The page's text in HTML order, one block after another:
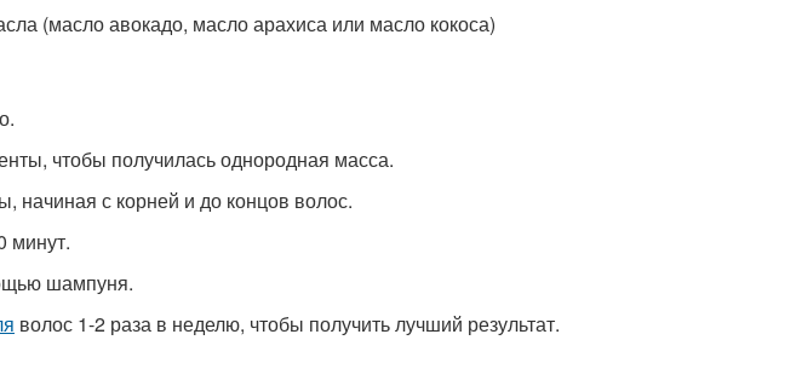
(масло авокадо, масло арахиса или масло кокоса)
чтобы получилась однородная масса.
начиная с корней и до концов волос.
минут.
шампуня.
волос 1-2 раза в неделю, чтобы получить лучший результат.